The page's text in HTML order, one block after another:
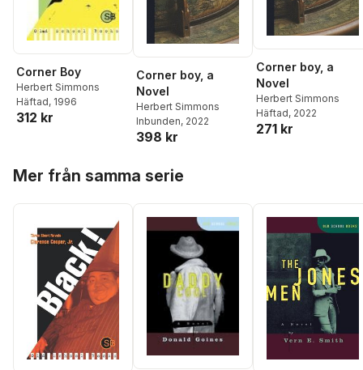
Corner Boy
Herbert Simmons
Häftad, 1996
312 kr
Corner boy, a
Novel
Herbert Simmons
Inbunden, 2022
398 kr
Corner boy, a
Novel
Herbert Simmons
Häftad, 2022
271 kr
Mer från samma serie